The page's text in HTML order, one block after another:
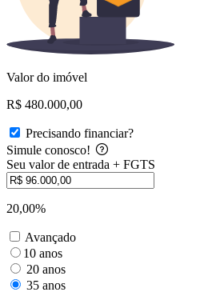
Valor do imóvel
R$ 480.000,00
Precisando financiar?
Simule conosco!
Seu valor de entrada + FGTS
20,00%
Avançado
10 anos
20 anos
35 anos